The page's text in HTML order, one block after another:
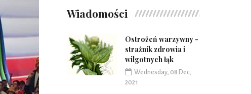
Wiadomości
Ostrożeń warzywny -
strażnik zdrowia i
wilgotnych łąk
Wednesday, 08 Dec,
2021